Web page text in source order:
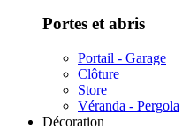
Portes et abris
Portail - Garage
Clôture
Store
Véranda - Pergola
Décoration